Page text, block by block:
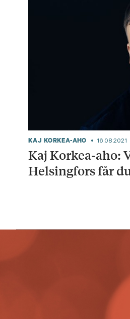
KAJ KORKEA-AHO 16.08.2021
Kaj Korkea-aho:
Helsingfors får